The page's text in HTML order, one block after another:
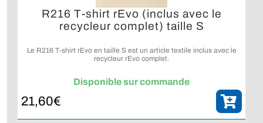
R216 T-shirt rEvo (inclus avec le
recycleur complet) taille S
Le R216 T-shirt rEvo en taille S est un article textile inclus avec le
recycleur rEvo complet.
Disponible sur commande
21,60€